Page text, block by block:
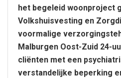
het begeleid woonproject
Volkshuisvesting en
voormalige
Malburgen Oost-Zuid 24-
cliënten met een
verstandelijke beperking